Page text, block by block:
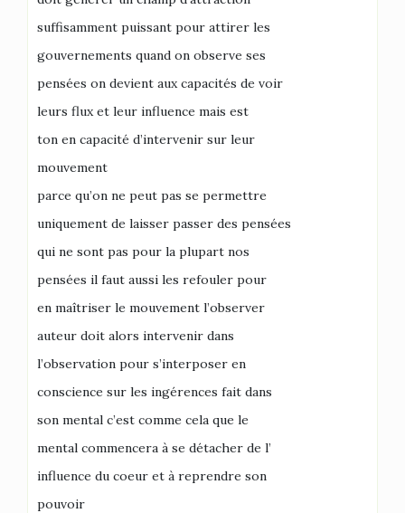
suffisamment puissant pour attirer les
gouvernements quand on observe ses
pensées on devient aux capacités de voir
leurs flux et leur influence mais est
ton en capacité d’intervenir sur leur
mouvement
parce qu’on ne peut pas se permettre
uniquement de laisser passer des pensées
qui ne sont pas pour la plupart nos
pensées il faut aussi les refouler pour
en maîtriser le mouvement l’observer
auteur doit alors intervenir dans
l’observation pour s’interposer en
conscience sur les ingérences fait dans
son mental c’est comme cela que le
mental commencera à se détacher de l’
influence du coeur et à reprendre son
pouvoir